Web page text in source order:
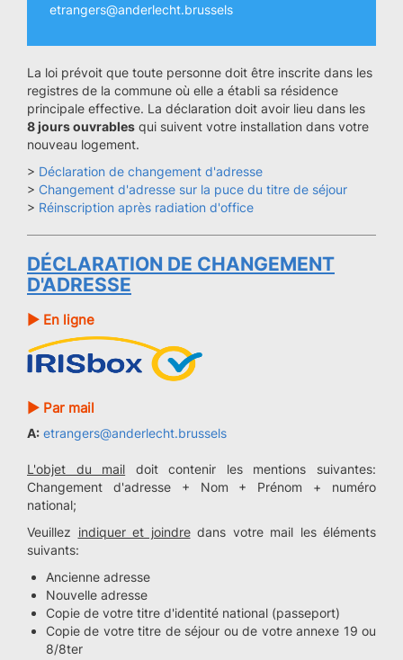
etrangers@anderlecht.brussels
La loi prévoit que toute personne doit être inscrite dans les
registres de la commune où elle a établi sa résidence
principale effective. La déclaration doit avoir lieu dans les
8 jours ouvrables qui suivent votre installation dans votre
nouveau logement.
> Déclaration de changement d'adresse
> Changement d'adresse sur la puce du titre de séjour
> Réinscription après radiation d'office
DÉCLARATION DE CHANGEMENT
D'ADRESSE
► En ligne
► Par mail
A: etrangers@anderlecht.brussels
L'objet du mail doit contenir les mentions suivantes:
Changement d'adresse + Nom + Prénom + numéro
national;
Veuillez indiquer et joindredans votre mail les éléments
suivants:
Ancienne adresse
Nouvelle adresse
Copie de votre titre d'identité national (passeport)
Copie de votre titre de séjour ou de votre annexe 19 ou
8/8ter